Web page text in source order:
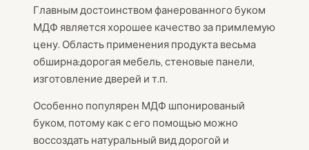
Главным достоинством фанерованного буком
МДФ является хорошее качество за примлемую
цену. Область применения продукта весьма
обширна:дорогая мебель, стеновые панели,
изготовление дверей и т.п.
Особенно популярен МДФ шпонированый
буком, потому как с его помощью можно
воссоздать натуральный вид дорогой и